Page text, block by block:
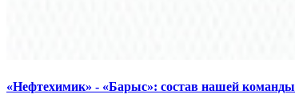
«Нефтехимик» - «Барыс»: состав нашей команды